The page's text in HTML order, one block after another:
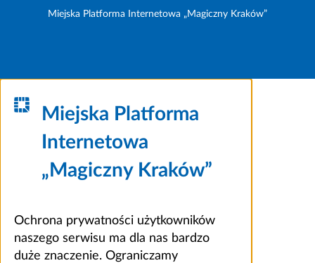
Miejska Platforma Internetowa „Magiczny Kraków”
Miejska Platforma
Internetowa
„Magiczny Kraków”
Ochrona prywatności użytkowników
naszego serwisu ma dla nas bardzo
duże znaczenie. Ograniczamy